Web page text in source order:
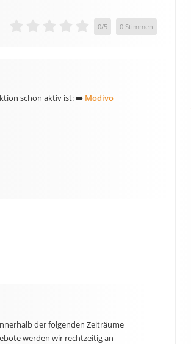
0/5 0Stimmen
schon aktiv ist:➡️ Modivo
der folgenden Zeiträume
werden wir rechtzeitig an